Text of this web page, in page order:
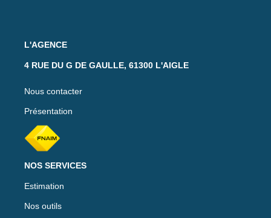
L'AGENCE
4 RUE DU G DE GAULLE, 61300 L'AIGLE
Nous contacter
Présentation
NOS SERVICES
Estimation
Nos outils